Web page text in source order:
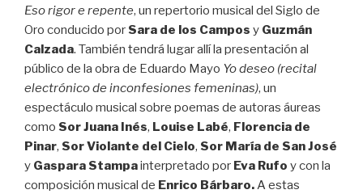
Eso rigor e repente, un repertorio musical del Siglo de
Oro conducido por Sara de los Campos y Guzmán
Calzada. También tendrá lugar allí la presentación al
público de la obra de Eduardo Mayo Yo deseo (recital
electrónico de inconfesiones femeninas), un
espectáculo musical sobre poemas de autoras áureas
como Sor Juana Inés, Louise Labé, Florencia de
Pinar, Sor Violante del Cielo, Sor María de San José
y Gaspara Stampainterpretado por Eva Rufo y con la
composición musical de Enrico Bárbaro.A estas